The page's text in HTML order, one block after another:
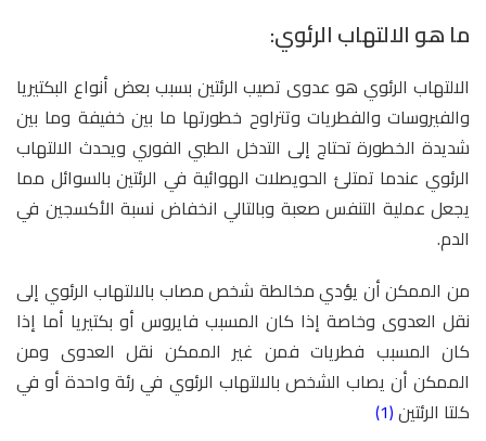
ما هو الالتهاب الرئوي:
الالتهاب الرئوي هو عدوى تصيب الرئتين بسبب بعض أنواع البكتيريا
والفيروسات والفطريات وتتراوح خطورتها ما بين خفيفة وما بين
شديدة الخطورة تحتاج إلى التدخل الطبي الفوري ويحدث الالتهاب
الرئوي عندما تمتلئ الحويصلات الهوائية في الرئتين بالسوائل مما
يجعل عملية التنفس صعبة وبالتالي انخفاض نسبة الأكسجين في
الدم.
من الممكن أن يؤدي مخالطة شخص مصاب بالالتهاب الرئوي إلى
نقل العدوى وخاصة إذا كان المسبب فايروس أو بكتيريا أما إذا
كان المسبب فطريات فمن غير الممكن نقل العدوى ومن
الممكن أن يصاب الشخص بالالتهاب الرئوي في رئة واحدة أو في
كلتا الرئتين(1)